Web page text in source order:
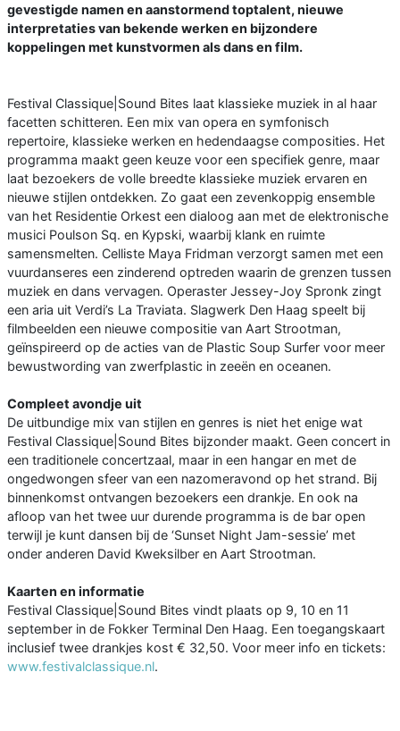
gevestigde namen en aanstormend toptalent, nieuwe
interpretaties van bekende werken en bijzondere
koppelingen met kunstvormen als dans en film.
Festival Classique|Sound Bites laat klassieke muziek in al haar
facetten schitteren. Een mix van opera en symfonisch
repertoire, klassieke werken en hedendaagse composities. Het
programma maakt geen keuze voor een specifiek genre, maar
laat bezoekers de volle breedte klassieke muziek ervaren en
nieuwe stijlen ontdekken. Zo gaat een zevenkoppig ensemble
van het Residentie Orkest een dialoog aan met de elektronische
musici Poulson Sq. en Kypski, waarbij klank en ruimte
samensmelten. Celliste Maya Fridman verzorgt samen met een
vuurdanseres een zinderend optreden waarin de grenzen tussen
muziek en dans vervagen. Operaster Jessey-Joy Spronk zingt
een aria uit Verdi’s La Traviata. Slagwerk Den Haag speelt bij
filmbeelden een nieuwe compositie van Aart Strootman,
geïnspireerd op de acties van de Plastic Soup Surfer voor meer
bewustwording van zwerfplastic in zeeën en oceanen.
Compleet avondje uit
De uitbundige mix van stijlen en genres is niet het enige wat
Festival Classique|Sound Bites bijzonder maakt. Geen concert in
een traditionele concertzaal, maar in een hangar en met de
ongedwongen sfeer van een nazomeravond op het strand. Bij
binnenkomst ontvangen bezoekers een drankje. En ook na
afloop van het twee uur durende programma is de bar open
terwijl je kunt dansen bij de ‘Sunset Night Jam-sessie’ met
onder anderen David Kweksilber en Aart Strootman.
Kaarten en informatie
Festival Classique|Sound Bites vindt plaats op 9, 10 en 11
september in de Fokker Terminal Den Haag. Een toegangskaart
inclusief twee drankjes kost € 32,50. Voor meer info en tickets:
www.festivalclassique.nl.